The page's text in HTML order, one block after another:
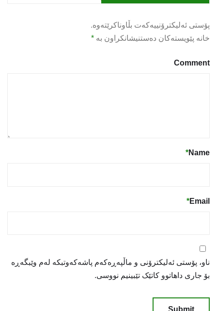
پۆستی ئەلیکترۆنییەکەت بڵاوناکرێتەوە.
خانە پێویستەکان دەستنیشانکراون بە *
Comment
Name
*
Email
*
ناو، پۆستی ئەلیکترۆنی و ماڵپەڕەکەم پاشەکەوتبکە لەم وێبگەڕە
بۆ جاری داهاتوو کاتێک تێبینیم نووسی.